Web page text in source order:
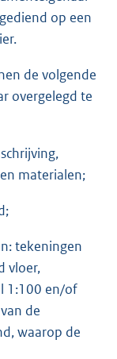
op een
de volgende
overgelegd te
materialen;
tekeningen
vloer,
1:100 en/of
de
waarop de